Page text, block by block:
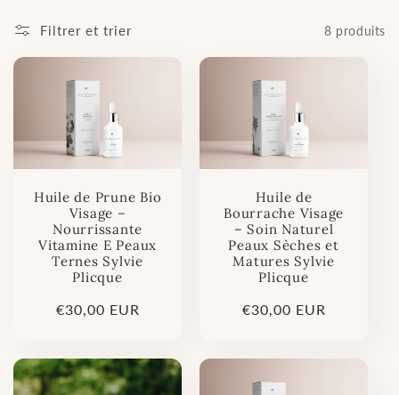
Filtrer et trier 8 produits
Huile de Prune Bio
Visage –
Nourrissante
Vitamine E Peaux
Ternes Sylvie
Plicque
Prix
€30,00 EUR
Huile de
Bourrache Visage
– Soin Naturel
Peaux Sèches et
Matures Sylvie
Plicque
Prix
€30,00 EUR